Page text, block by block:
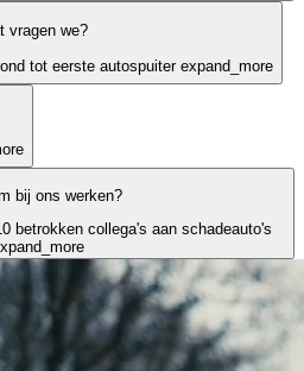
vragen we?
tot eerste autospuiter expand_more
bij ons werken?
betrokken collega's aan schadeauto's